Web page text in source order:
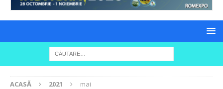
ACASĂ 2021 mai